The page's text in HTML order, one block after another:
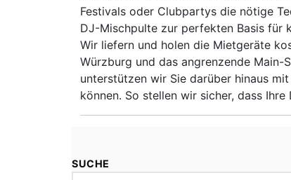
Festivals oder Clubpartys die nötige
DJ-Mischpulte zur perfekten Basis für
Wir liefern und holen die Mietgeräte
Würzburg und das angrenzende
unterstützen wir Sie darüber hinaus
können. So stellen wir sicher, dass
SUCHE